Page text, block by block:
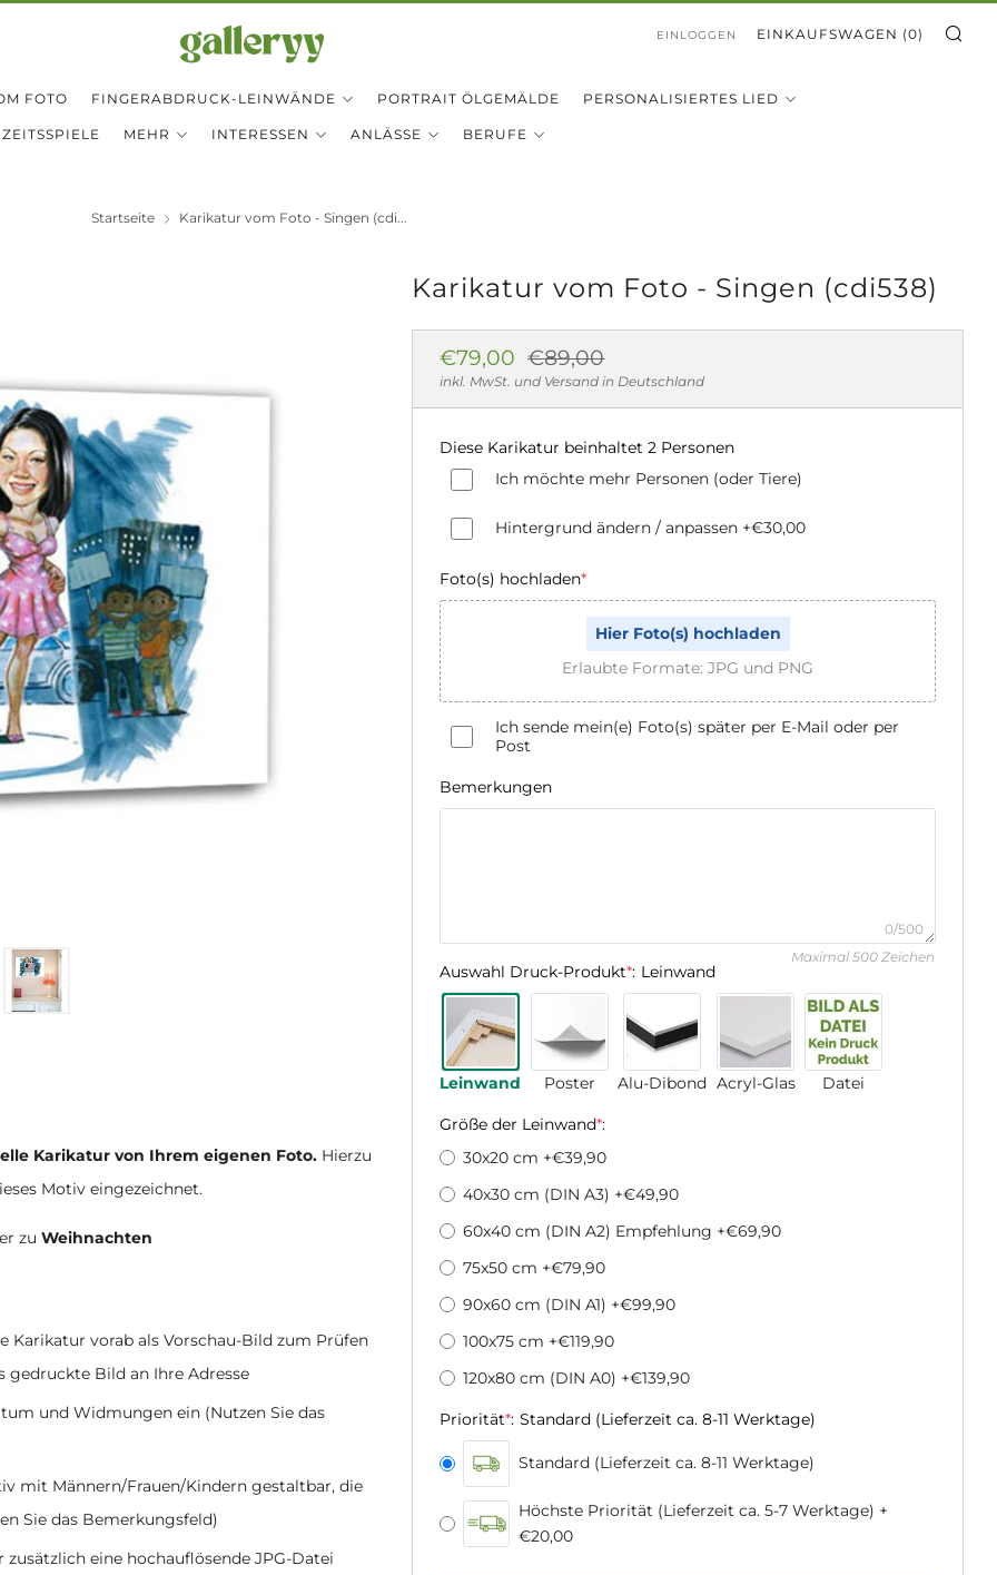
FOTO FINGERABDRUCK-LEINWÄNDE PORTRAIT ÖLGEMÄLDE PERSONALISIERTES LIED
MEHR INTERESSEN ANLÄSSE BERUFE
EINLOGGEN EINKAUFSWAGEN (0)
Startseite Karikatur vom Foto - Singen (cdi...
Karikatur vom Foto - Singen (cdi538)
Normaler
Preis
€79,00 Sonderpreis
€89,00
inkl. MwSt. und Versand in Deutschland
Diese Karikatur beinhaltet 2 Personen
Ich möchte mehr Personen (oder Tiere)
Hintergrund ändern / anpassen +€30,00
Foto(s) hochladen*
Hier Foto(s) hochladen
Erlaubte Formate: JPG und PNG
Ich sende mein(e) Foto(s) später per E-Mail oder per
Post
Bemerkungen
0/500
Maximal 500 Zeichen
Auswahl Druck-Produkt*: Leinwand
Leinwand Poster Alu-Dibond Acryl-Glas Datei
Größe der Leinwand*:
30x20 cm +€39,90
40x30 cm (DIN A3) +€49,90
60x40 cm (DIN A2) Empfehlung +€69,90
75x50 cm +€79,90
90x60 cm (DIN A1) +€99,90
100x75 cm +€119,90
120x80 cm (DIN A0) +€139,90
Priorität*: Standard (Lieferzeit ca. 8-11 Werktage)
Standard (Lieferzeit ca. 8-11 Werktage)
Höchste Priorität (Lieferzeit ca. 5-7 Werktage) +
€20,00
Karikatur von Ihrem eigenen Foto. Hierzu
Motiv eingezeichnet.
zuWeihnachten
Karikatur vorab als Vorschau-Bild zum Prüfen
gedruckte Bild an Ihre Adresse
und Widmungen ein (Nutzen Sie das
mit Männern/Frauen/Kindern gestaltbar, die
Sie das Bemerkungsfeld)
eine hochauflösende JPG-Datei